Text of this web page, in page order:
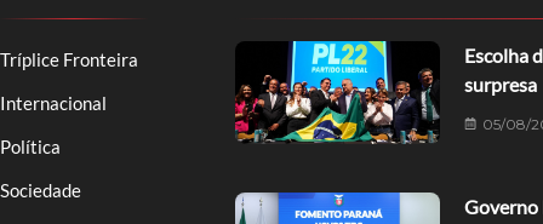
Tríplice Fronteira
Internacional
Política
Sociedade
Escolha
surpresa
05/08/
Governo